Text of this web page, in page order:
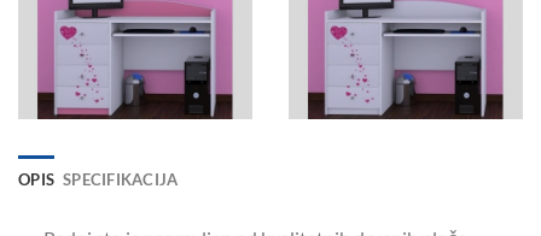
OPIS SPECIFIKACIJA